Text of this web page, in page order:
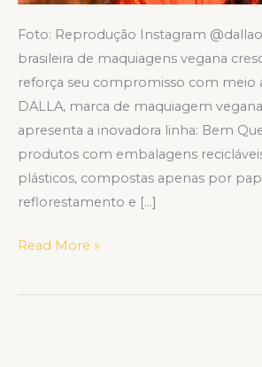
Foto: Reprodução Instagram
brasileira de maquiagens vegana
reforça seu compromisso com
DALLA, marca de maquiagem
apresenta a inovadora linha: Bem
produtos com embalagens
plásticos, compostas apenas por
reflorestamento e […]
Read More »